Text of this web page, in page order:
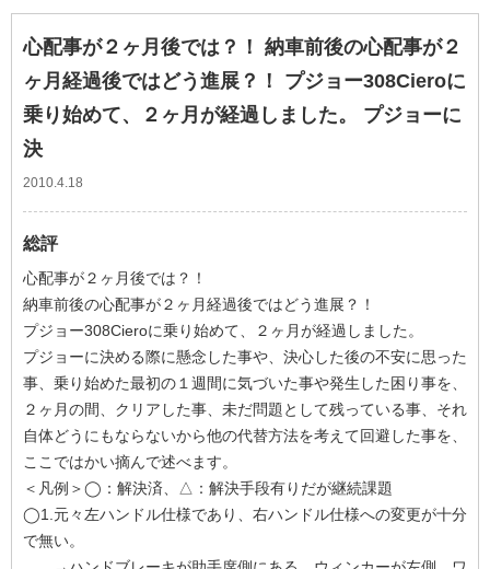
心配事が２ヶ月後では？！ 納車前後の心配事が２
ヶ月経過後ではどう進展？！ プジョー308Cieroに
乗り始めて、２ヶ月が経過しました。 プジョーに
決
2010.4.18
総評
心配事が２ヶ月後では？！
納車前後の心配事が２ヶ月経過後ではどう進展？！
プジョー308Cieroに乗り始めて、２ヶ月が経過しました。
プジョーに決める際に懸念した事や、決心した後の不安に思った
事、乗り始めた最初の１週間に気づいた事や発生した困り事を、
２ヶ月の間、クリアした事、未だ問題として残っている事、それ
自体どうにもならないから他の代替方法を考えて回避した事を、
ここではかい摘んで述べます。
＜凡例＞◯：解決済、△：解決手段有りだが継続課題
◯1.元々左ハンドル仕様であり、右ハンドル仕様への変更が十分
で無い。